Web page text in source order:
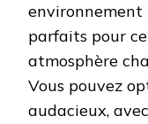
environnement
parfaits pour
atmosphère
Vous pouvez
audacieux,